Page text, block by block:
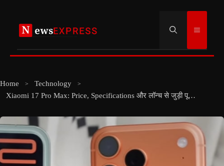
content
Menu
Home
Technology
Xiaomi 17 Pro Max: Price, Specifications और लॉन्च से जुड़ी पूरी जानकारी